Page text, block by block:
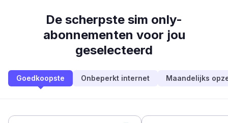
De scherpste sim only-
abonnementen voor jou
geselecteerd
Goedkoopste Onbeperkt internet Maandelijks